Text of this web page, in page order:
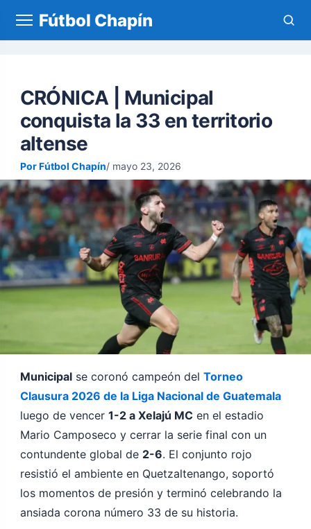
Fútbol Chapín
CRÓNICA | Municipal
conquista la 33 en territorio
altense
Por Fútbol Chapín mayo 23, 2026
Municipalse coronó campeón del Torneo
Clausura 2026 de la Liga Nacional de Guatemala
luego de vencer 1-2 a Xelajú MCen el estadio
Mario Camposeco y cerrar la serie final con un
contundente global de 2-6. El conjunto rojo
resistió el ambiente en Quetzaltenango, soportó
los momentos de presión y terminó celebrando la
ansiada corona número 33 de su historia.